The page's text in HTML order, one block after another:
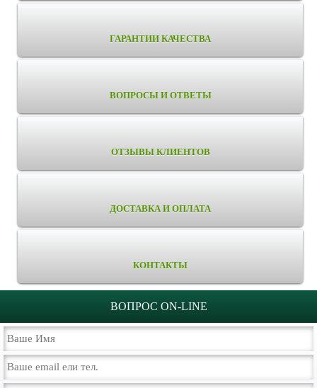
ГАРАНТИИ КАЧЕСТВА
ВОПРОСЫ И ОТВЕТЫ
ОТЗЫВЫ КЛИЕНТОВ
ДОСТАВКА И ОПЛАТА
КОНТАКТЫ
ВОПРОС ON-LINE